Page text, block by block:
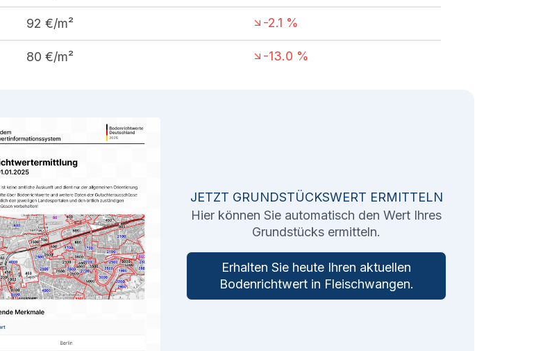
92 €/m² -2.1 %
80 €/m² -13.0 %
JETZT GRUNDSTÜCKSWERT ERMITTELN
Hier können Sie automatisch den Wert Ihres
Grundstücks ermitteln.
Erhalten Sie heute Ihren aktuellen
Bodenrichtwert in Fleischwangen.